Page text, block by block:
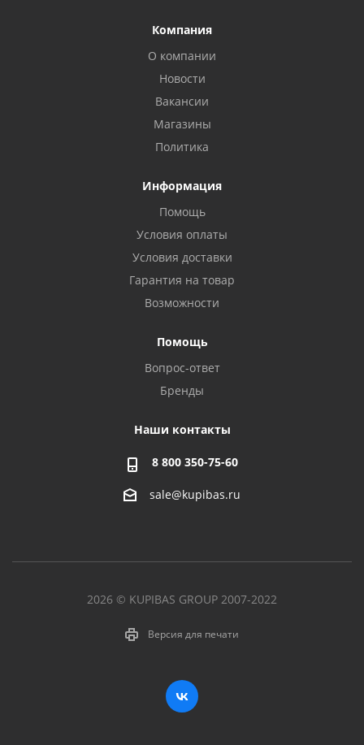
Компания
О компании
Новости
Вакансии
Магазины
Политика
Информация
Помощь
Условия оплаты
Условия доставки
Гарантия на товар
Возможности
Помощь
Вопрос-ответ
Бренды
Наши контакты
8 800 350-75-60
sale@kupibas.ru
2026 © KUPIBAS GROUP 2007-2022
Версия для печати